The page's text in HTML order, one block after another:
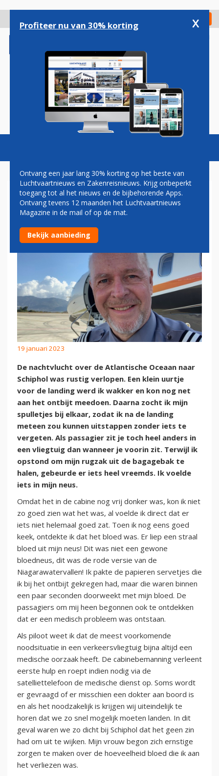
gaan
Check in
Magazine Podcasts Vacatures
JAN COCHERET:
BLOEDVERGIETEN
19 januari 2023
De nachtvlucht over de Atlantische Oceaan naar
Schiphol was rustig verlopen. Een klein uurtje
voor de landing werd ik wakker en kon nog net
aan het ontbijt meedoen. Daarna zocht ik mijn
spulletjes bij elkaar, zodat ik na de landing
meteen zou kunnen uitstappen zonder iets te
vergeten. Als passagier zit je toch heel anders in
een vliegtuig dan wanneer je voorin zit. Terwijl ik
opstond om mijn rugzak uit de bagagebak te
halen, gebeurde er iets heel vreemds. Ik voelde
iets in mijn neus.
Omdat het in de cabine nog vrij donker was, kon ik niet
zo goed zien wat het was, al voelde ik direct dat er
iets niet helemaal goed zat. Toen ik nog eens goed
keek, ontdekte ik dat het bloed was. Er liep een straal
bloed uit mijn neus! Dit was niet een gewone
bloedneus, dit was de rode versie van de
Niagarawatervallen! Ik pakte de papieren servetjes die
ik bij het ontbijt gekregen had, maar die waren binnen
een paar seconden doorweekt met mijn bloed. De
passagiers om mij heen begonnen ook te ontdekken
dat er een medisch probleem was ontstaan.
Als piloot weet ik dat de meest voorkomende
noodsituatie in een verkeersvliegtuig bijna altijd een
medische oorzaak heeft. De cabinebemanning verleent
eerste hulp en roept indien nodig via de
satelliettelefoon de medische dienst op. Soms wordt
er gevraagd of er misschien een dokter aan boord is
en als het noodzakelijk is krijgen wij uiteindelijk te
horen dat we zo snel mogelijk moeten landen. In dit
geval waren we zo dicht bij Schiphol dat het geen zin
had om uit te wijken. Mijn vrouw begon zich ernstige
zorgen te maken over de hoeveelheid bloed die ik aan
het verliezen was.
Profiteer nu van 30% korting x
Ontvang een jaar lang 30% korting op het beste van
Luchtvaartnieuws en Zakenreisnieuws. Krijg onbeperkt
toegang tot al het nieuws en de bijbehorende Apps.
Ontvang tevens 12 maanden het Luchtvaartnieuws
Magazine in de mail of op de mat.
Bekijk aanbieding